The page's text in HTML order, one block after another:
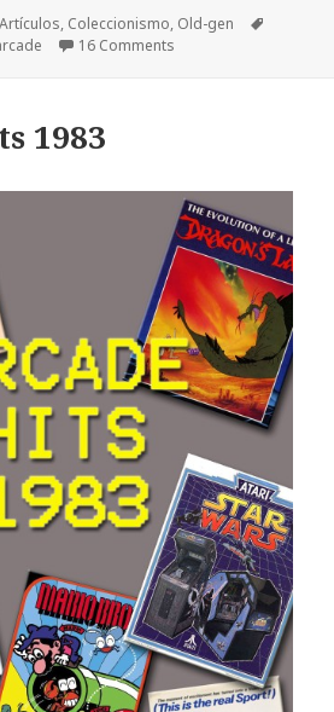
Categorías
Artículos, Coleccionismo, Old-gen
16 Comments
1983